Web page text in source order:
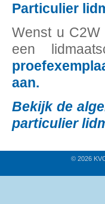
Particulier
Wenst u
een
aan.
Bekijk de
particulier
© 2026